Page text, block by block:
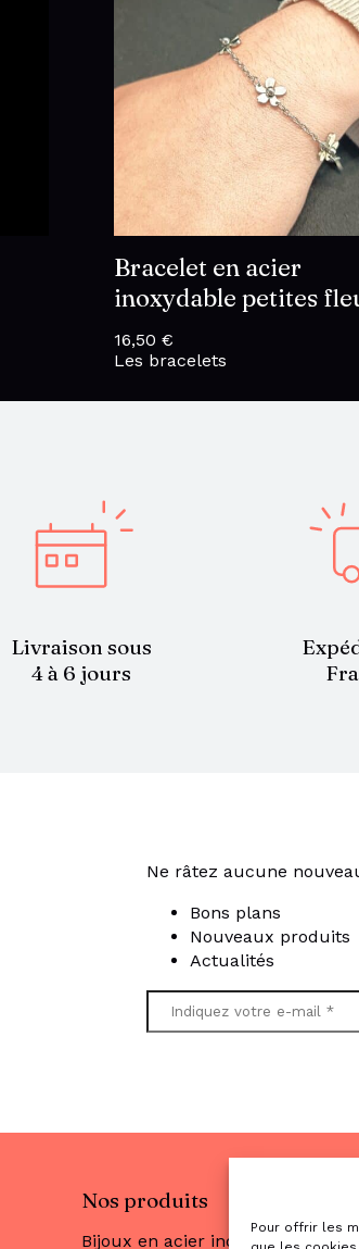
Pour offrir les
Bracelet en acier
inoxydable petites
16,50 €
Les bracelets
Livraison sous
4 à 6 jours
Ne râtez aucune
Bons plans
Nouveaux produits
Actualités
Nos produits
Bijoux en acier inoxydable